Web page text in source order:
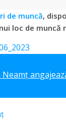
de muncă,
loc de muncă
Neamț